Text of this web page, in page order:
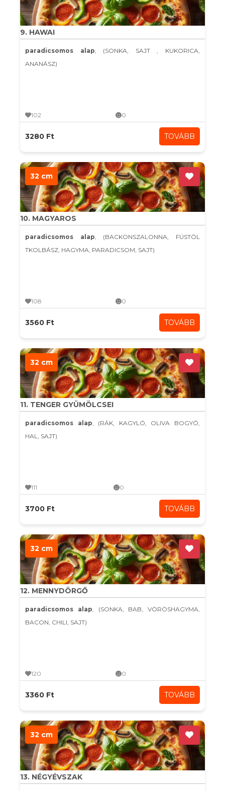
9. HAWAI
paradicsomos alap, (SONKA, SAJT , KUKORICA,
ANANÁSZ)
102 0
3280 Ft TOVÁBB
32 cm
10. MAGYAROS
paradicsomos alap, (BACKONSZALONNA, FÜSTÖL
TKOLBÁSZ, HAGYMA, PARADICSOM, SAJT)
108 0
3560 Ft TOVÁBB
32 cm
11. TENGER GYÜMÖLCSEI
paradicsomos alap, (RÁK, KAGYLÓ, OLIVA BOGYÓ,
HAL, SAJT)
111 0
3700 Ft TOVÁBB
32 cm
12. MENNYDÖRGŐ
paradicsomos alap, (SONKA, BAB, VÖRÖSHAGYMA,
BACON, CHILI, SAJT)
120 0
3360 Ft TOVÁBB
32 cm
13. NÉGYÉVSZAK